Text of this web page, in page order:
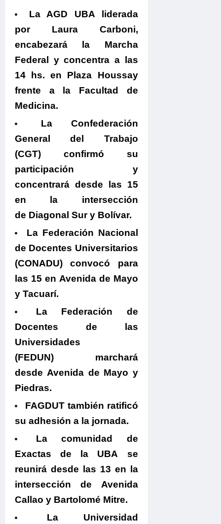
La AGD UBA liderada
por Laura Carboni,
encabezará la Marcha
Federal y concentra a las
14 hs. en Plaza Houssay
frente a la Facultad de
Medicina.
La Confederación
General del Trabajo
(CGT) confirmó su
participación y
concentrará desde las 15
en la intersección
de Diagonal Sur y Bolívar.
La Federación Nacional
de Docentes Universitarios
(CONADU) convocó para
las 15 en Avenida de Mayo
y Tacuarí.
La Federación de
Docentes de las
Universidades
(FEDUN) marchará
desde Avenida de Mayo y
Piedras.
FAGDUTtambién ratificó
su adhesión a la jornada.
La comunidad de
Exactas de la UBA se
reunirá desde las 13 en la
intersección de Avenida
Callao y Bartolomé Mitre.
La Universidad